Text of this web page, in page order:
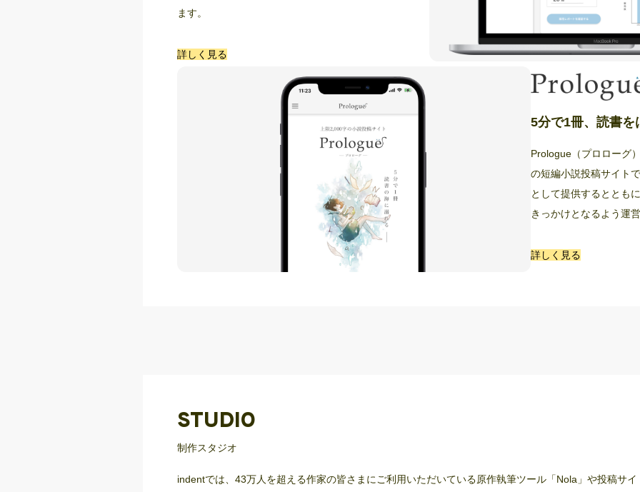
ます。
詳しく見る
5分で1冊、読書を
Prologue（プロローグ
の短編小説投稿サイト
として提供するととも
きっかけとなるよう運
詳しく見る
STUDIO
制作スタジオ
indentでは、43万人を超える作家の皆さまにご利用いただいている原作執筆ツール「Nola」や投稿サ